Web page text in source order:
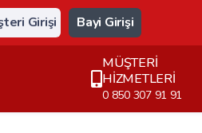
Girişi Bayi Girişi
MÜŞTERİ
HİZMETLERİ
0 850 307 91 91